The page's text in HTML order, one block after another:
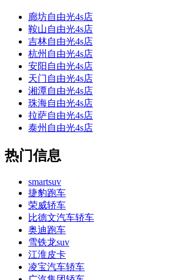
廊坊自由光4s店
鞍山自由光4s店
吉林自由光4s店
杭州自由光4s店
安阳自由光4s店
天门自由光4s店
湘潭自由光4s店
珠海自由光4s店
拉萨自由光4s店
泰州自由光4s店
热门信息
smartsuv
捷豹跑车
荣威轿车
比德文汽车轿车
奥迪跑车
雪铁龙suv
江淮皮卡
凌宝汽车轿车